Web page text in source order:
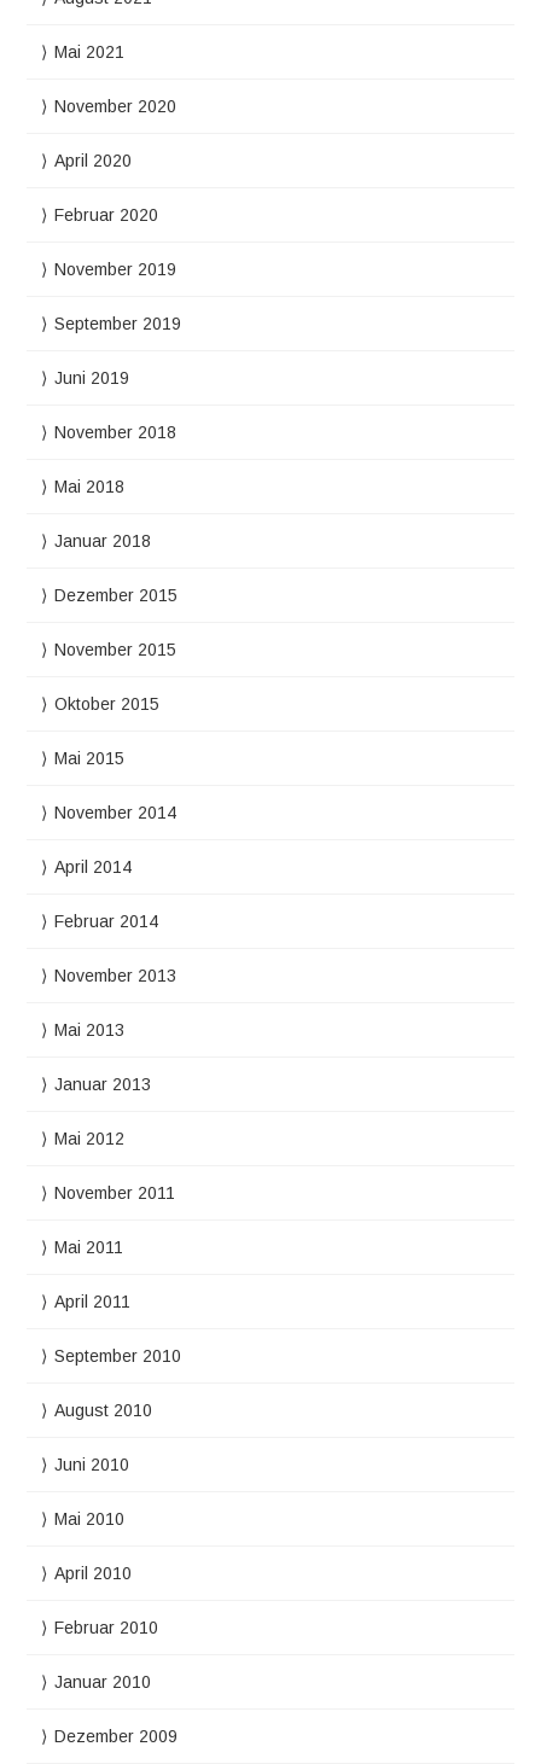
Mai 2021
November 2020
April 2020
Februar 2020
November 2019
September 2019
Juni 2019
November 2018
Mai 2018
Januar 2018
Dezember 2015
November 2015
Oktober 2015
Mai 2015
November 2014
April 2014
Februar 2014
November 2013
Mai 2013
Januar 2013
Mai 2012
November 2011
Mai 2011
April 2011
September 2010
August 2010
Juni 2010
Mai 2010
April 2010
Februar 2010
Januar 2010
Dezember 2009